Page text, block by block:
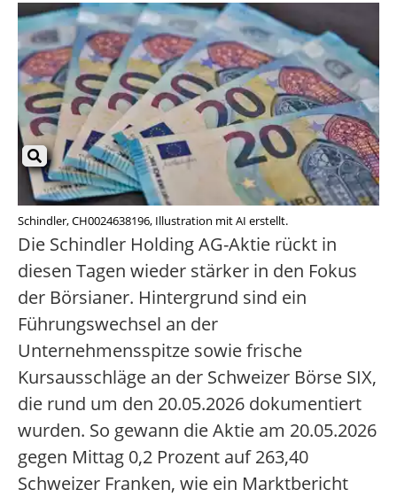
Schindler, CH0024638196, Illustration mit AI erstellt.
Die Schindler Holding AG-Aktie rückt in
diesen Tagen wieder stärker in den Fokus
der Börsianer. Hintergrund sind ein
Führungswechsel an der
Unternehmensspitze sowie frische
Kursausschläge an der Schweizer Börse SIX,
die rund um den 20.05.2026 dokumentiert
wurden. So gewann die Aktie am 20.05.2026
gegen Mittag 0,2 Prozent auf 263,40
Schweizer Franken, wie ein Marktbericht